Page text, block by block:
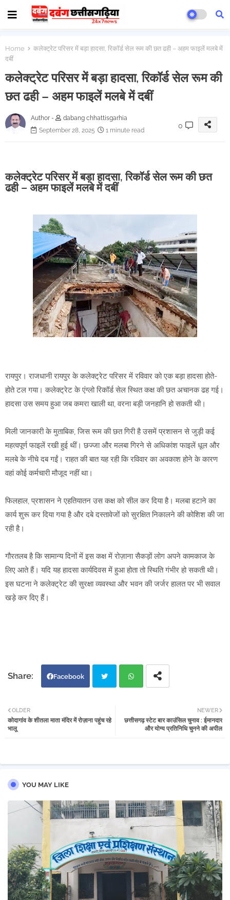
Home
कलेक्ट्रेट परिसर में बड़ा हादसा, रिकॉर्ड सेल रूम की छत ढही – अहम फाइलें मलबे में
दबीं
कलेक्ट्रेट परिसर में बड़ा हादसा, रिकॉर्ड सेल रूम की
छत ढही – अहम फाइलें मलबे में दबीं
Author -
dabang chhattisgarhia
September 28, 2025
1 minute read
0
कलेक्ट्रेट परिसर में बड़ा हादसा, रिकॉर्ड सेल रूम की छत
ढही – अहम फाइलें मलबे में दबीं
रायपुर। राजधानी रायपुर के कलेक्ट्रेट परिसर में रविवार को एक बड़ा हादसा होते-
होते टल गया। कलेक्ट्रेट के एंग्लो रिकॉर्ड सेल स्थित कक्ष की छत अचानक ढह गई।
हादसा उस समय हुआ जब कमरा खाली था, वरना बड़ी जनहानि हो सकती थी।
मिली जानकारी के मुताबिक, जिस रूम की छत गिरी है उसमें प्रशासन से जुड़ी कई
महत्वपूर्ण फाइलें रखी हुई थीं। छज्जा और मलबा गिरने से अधिकांश फाइलें धूल और
मलबे के नीचे दब गईं। राहत की बात यह रही कि रविवार का अवकाश होने के कारण
वहां कोई कर्मचारी मौजूद नहीं था।
फिलहाल, प्रशासन ने एहतियातन उस कक्ष को सील कर दिया है। मलबा हटाने का
कार्य शुरू कर दिया गया है और दबे दस्तावेजों को सुरक्षित निकालने की कोशिश की जा
रही है।
गौरतलब है कि सामान्य दिनों में इस कक्ष में रोज़ाना सैकड़ों लोग अपने कामकाज के
लिए आते हैं। यदि यह हादसा कार्यदिवस में हुआ होता तो स्थिति गंभीर हो सकती थी।
इस घटना ने कलेक्ट्रेट की सुरक्षा व्यवस्था और भवन की जर्जर हालत पर भी सवाल
खड़े कर दिए हैं।
Facebook
tter atsa
NEWER
छत्तीसगढ़ स्टेट बार काउंसिल चुनाव : ईमानदार
और योग्य प्रतिनिधि चुनने की अपील
OLDER
कोदागांव के शीतला माता मंदिर में रोज़ाना पहुंच रहे
भालू
YOU MAY LIKE